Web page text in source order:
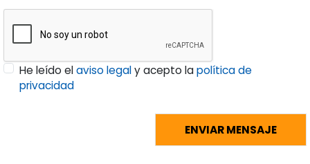
He leído elaviso legaly acepto lapolítica de
privacidad